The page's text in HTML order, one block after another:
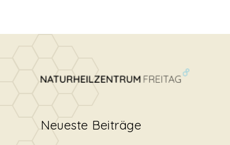
Neueste Beiträge